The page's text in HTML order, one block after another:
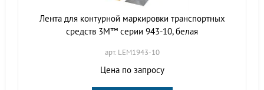
Лента для контурной маркировки транспортных
средств 3M™ серии 943-10, белая
арт. LEM1943-10
Цена по запросу